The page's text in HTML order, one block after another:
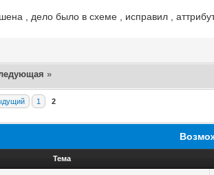
, дело было в схеме , исправил ,
»
1 2
Тема